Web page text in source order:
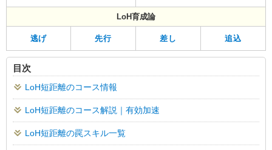
LoH育成論
逃げ 先行 差し 追込
目次
LoH短距離のコース情報
LoH短距離のコース解説｜有効加速
LoH短距離の罠スキル一覧